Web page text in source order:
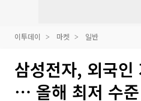
이투데이 마켓 일반
삼성전자, 외국
⋯ 올해 최저 수준